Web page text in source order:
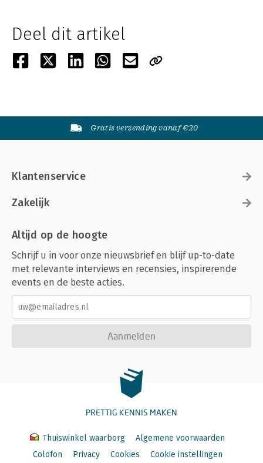
Deel dit artikel
Gratis verzending vanaf €20
Klantenservice
Zakelijk
Altijd op de hoogte
Schrijf u in voor onze nieuwsbrief en blijf up-to-date
met relevante interviews en recensies, inspirerende
events en de beste acties.
Aanmelden
PRETTIG KENNIS MAKEN
Thuiswinkel waarborg
Algemene voorwaarden
Colofon
Privacy Cookies Cookie instellingen